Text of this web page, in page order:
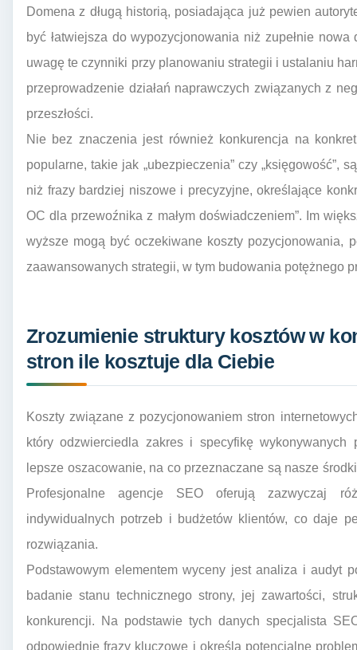
Domena z długą historią, posiadająca już pewien
być łatwiejsza do wypozycjonowania niż zupełnie
uwagę te czynniki przy planowaniu strategii i ustalaniu
przeprowadzenie działań naprawczych związanych z
przeszłości.
Nie bez znaczenia jest również konkurencja na
popularne, takie jak „ubezpieczenia” czy „księgowość”,
niż frazy bardziej niszowe i precyzyjne, określające
OC dla przewoźnika z małym doświadczeniem”. Im
wyższe mogą być oczekiwane koszty pozycjonowania,
zaawansowanych strategii, w tym budowania potężnego
Zrozumienie struktury kosztów w
stron ile kosztuje dla Ciebie
Koszty związane z pozycjonowaniem stron
który odzwierciedla zakres i specyfikę
lepsze oszacowanie, na co przeznaczane są nasze
Profesjonalne agencje SEO oferują zazwyczaj
indywidualnych potrzeb i budżetów klientów, co daje
rozwiązania.
Podstawowym elementem wyceny jest analiza i audyt
badanie stanu technicznego strony, jej zawartości,
konkurencji. Na podstawie tych danych specjalista
odpowiednie frazy kluczowe i określa potencjalne